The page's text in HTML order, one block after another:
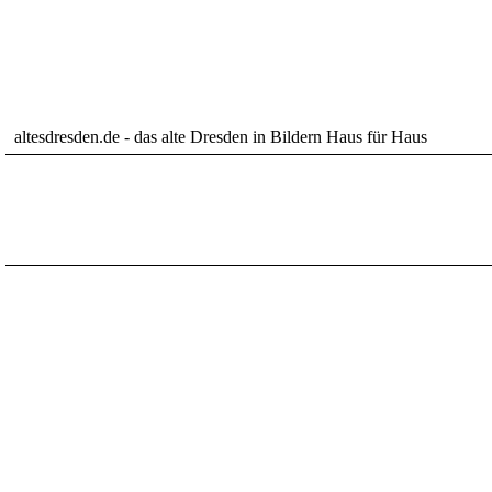
altesdresden.de - das alte Dresden in Bildern Haus für Haus